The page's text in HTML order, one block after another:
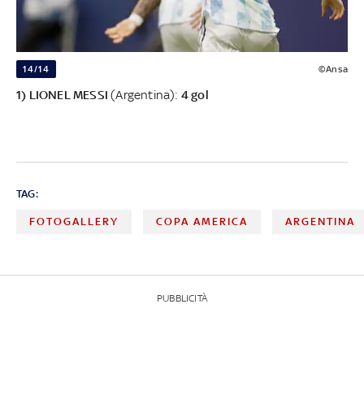
14/14 ©Ansa
1) LIONEL MESSI(Argentina): 4 gol
TAG:
FOTOGALLERY COPA AMERICA ARGENTINA
PUBBLICITÀ